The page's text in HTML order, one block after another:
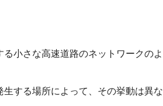
小さな高速道路のネットワークのよ
する場所によって、その挙動は異な